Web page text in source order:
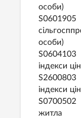
особи)
S0601905
особи)
S0604103
індекси
S2600803
індекси
S0700502
житла